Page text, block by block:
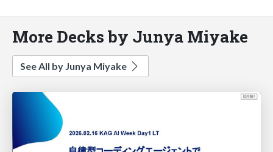
More Decks by Junya Miyake
See All by Junya Miyake